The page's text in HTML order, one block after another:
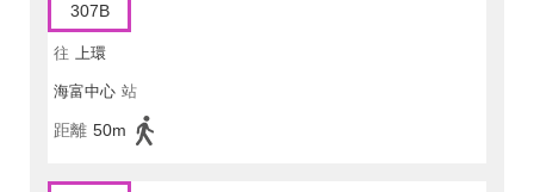
307B
往 上環
海富中心 站
距離 50m